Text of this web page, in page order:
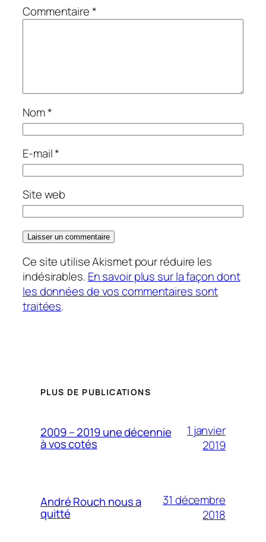
Commentaire*
Nom*
E-mail*
Site web
Ce site utilise Akismet pour réduire les
indésirables. En savoir plus sur la façon dont
les données de vos commentaires sont
traitées.
PLUS DE PUBLICATIONS
2009 – 2019 une décennie
à vos cotés
1 janvier
2019
André Rouch nous a
quitté
31 décembre
2018